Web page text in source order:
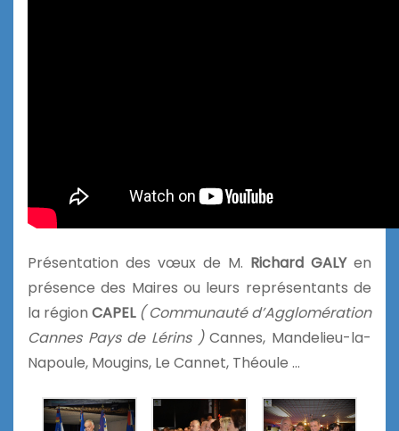
Présentation des vœux de M. Richard GALYen
présence des Maires ou leurs représentants de
la région CAPEL ( Communauté d’Agglomération
Cannes Pays de Lérins )Cannes, Mandelieu-la-
Napoule, Mougins, Le Cannet, Théoule …